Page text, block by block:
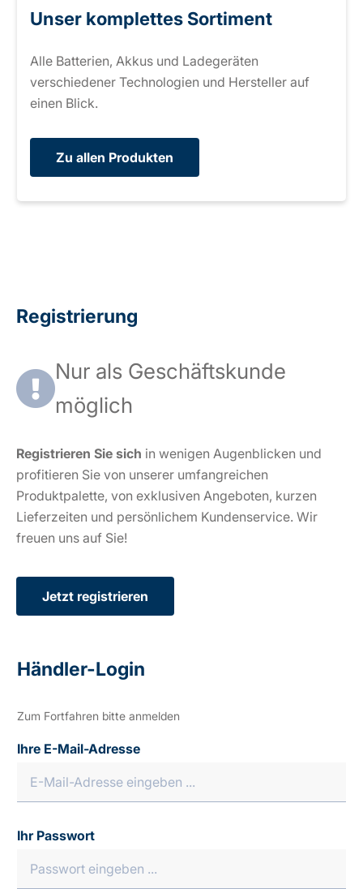
Unser komplettes Sortiment
Alle Batterien, Akkus und Ladegeräten
verschiedener Technologien und Hersteller auf
einen Blick.
Zu allen Produkten
Registrierung
Nur als Geschäftskunde
möglich
Registrieren Sie sich in wenigen Augenblicken und
profitieren Sie von unserer umfangreichen
Produktpalette, von exklusiven Angeboten, kurzen
Lieferzeiten und persönlichem Kundenservice. Wir
freuen uns auf Sie!
Jetzt registrieren
Händler-Login
Zum Fortfahren bitte anmelden
Ihre E-Mail-Adresse
Ihr Passwort